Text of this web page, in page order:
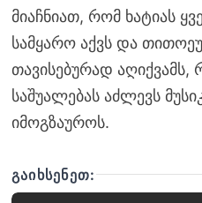
მიაჩნიათ, რომ ხატიას
სამყარო აქვს და
თავისებურად აღიქვამს,
საშუალებას აძლევს
იმოგზაუროს.
ᲒᲐᲘᲮᲡᲔᲜᲔᲗ: